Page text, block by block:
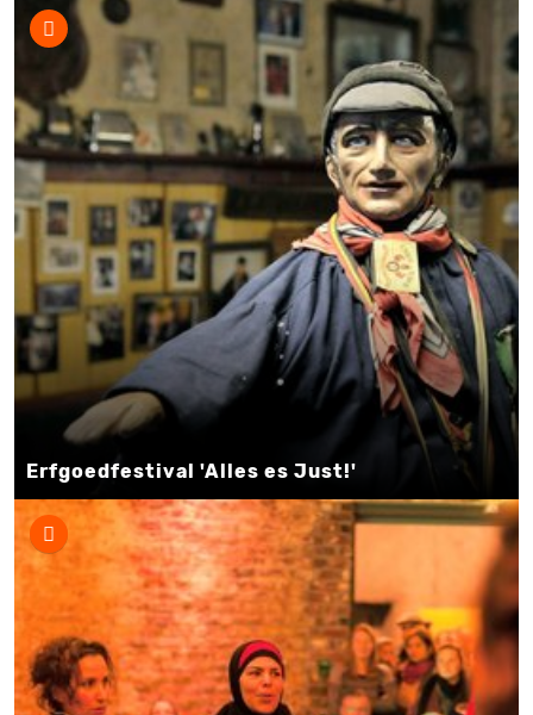
Erfgoedfestival 'Alles es Just!'